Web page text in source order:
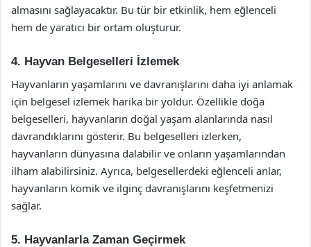
almasını sağlayacaktır. Bu tür bir etkinlik, hem eğlenceli
hem de yaratıcı bir ortam oluşturur.
4. Hayvan Belgeselleri İzlemek
Hayvanların yaşamlarını ve davranışlarını daha iyi anlamak
için belgesel izlemek harika bir yoldur. Özellikle doğa
belgeselleri, hayvanların doğal yaşam alanlarında nasıl
davrandıklarını gösterir. Bu belgeselleri izlerken,
hayvanların dünyasına dalabilir ve onların yaşamlarından
ilham alabilirsiniz. Ayrıca, belgesellerdeki eğlenceli anlar,
hayvanların komik ve ilginç davranışlarını keşfetmenizi
sağlar.
5. Hayvanlarla Zaman Geçirmek